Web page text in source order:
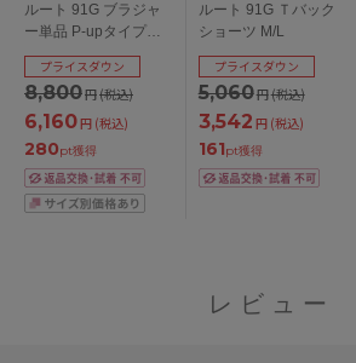
ルート 91G ブラジャ
ー単品 P-upタイプ
BCDEFGカップ アン
ダー65/70/75/80/85cm
8,800円(税込)
プライスダウン
6,160円 (税込)
280pt獲得
ルート 91G Ｔバック
ショーツ M/L
5,060円(税込)
プライスダウン
3,542 円 (税込)
161pt獲得
レビュー